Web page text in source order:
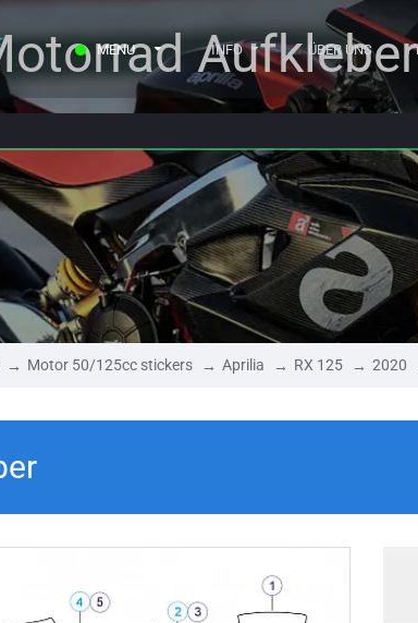
MENU INFO ÜBER UNS
Motor 50/125cc stickers Aprilia RX 125 2020